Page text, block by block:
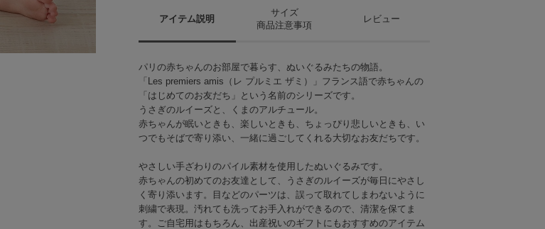
アイテム説明
サイズ
商品注意事項
レビュー
パリの赤ちゃんのお部屋で暮らす、ぬいぐるみたちの物語。
「Les premiers amis（レ プルミエ ザミ）」フランス語で赤ちゃんの
「はじめてのお友だち」という名前のシリーズです。
うさぎのルイーズと、くまのアルチュール。
赤ちゃんが眠いときも、楽しいときも、ちょっぴり悲しいときも、い
つでもそばで寄り添い、一緒に過ごしてくれる大切なお友だちです。
やさしい手ざわりのパイル素材を使用したぬいぐるみです。
赤ちゃんの初めてのお友達として、うさぎのルイーズが毎日にやさし
く寄り添います。目などのパーツは、誤って取れてしまわないように
刺繍で表現。汚れても洗ってお手入れができるので、清潔を保てま
す。ご自宅用はもちろん、出産祝いのギフトにもおすすめのアイテム